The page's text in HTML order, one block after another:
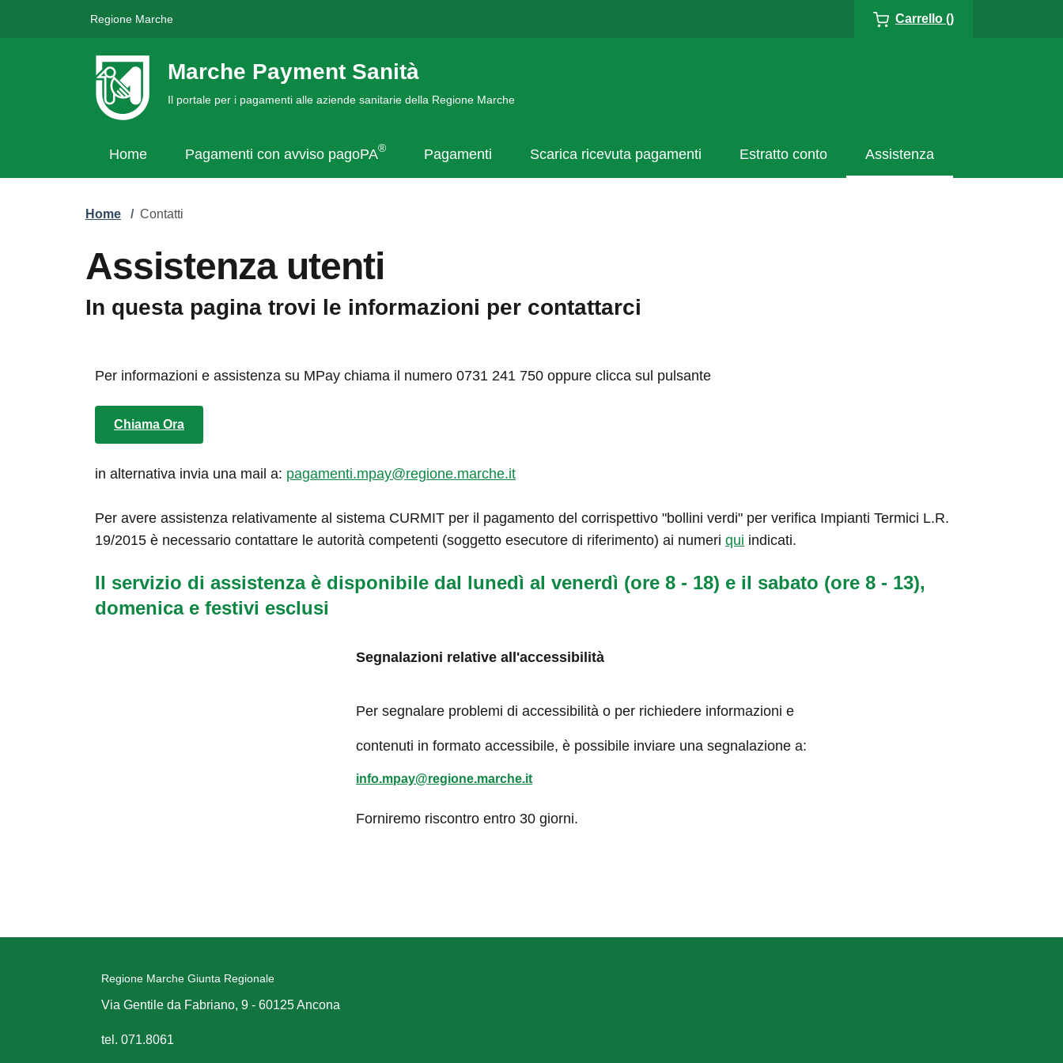
Regione Marche Carrello ()
Marche Payment Sanità
Il portale per i pagamenti alle aziende sanitarie della Regione Marche
Home Pagamenti con avviso pagoPA® Pagamenti Scarica ricevuta pagamenti Estratto conto Assistenza
Home / Contatti
Assistenza utenti
In questa pagina trovi le informazioni per contattarci
Per informazioni e assistenza su MPay chiama il numero 0731 241 750 oppure clicca sul pulsante
Chiama Ora
in alternativa invia una mail a: pagamenti.mpay@regione.marche.it
Per avere assistenza relativamente al sistema CURMIT per il pagamento del corrispettivo "bollini verdi" per verifica Impianti Termici L.R.
19/2015 è necessario contattare le autorità competenti (soggetto esecutore di riferimento) ai numeri qui indicati.
Il servizio di assistenza è disponibile dal lunedì al venerdì (ore 8 - 18) e il sabato (ore 8 - 13),
domenica e festivi esclusi
Segnalazioni relative all'accessibilità
Per segnalare problemi di accessibilità o per richiedere informazioni e
contenuti in formato accessibile, è possibile inviare una segnalazione a:
info.mpay@regione.marche.it
Forniremo riscontro entro 30 giorni.
Regione Marche Giunta Regionale
Via Gentile da Fabriano, 9 - 60125 Ancona
tel. 071.8061